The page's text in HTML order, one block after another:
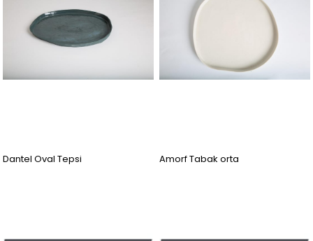
Dantel Oval Tepsi Amorf Tabak orta